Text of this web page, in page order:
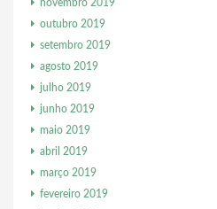
novembro 2019
outubro 2019
setembro 2019
agosto 2019
julho 2019
junho 2019
maio 2019
abril 2019
março 2019
fevereiro 2019